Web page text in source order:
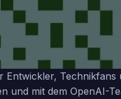
Technikfans
und mit dem OpenAI-